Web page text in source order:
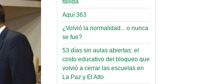
Carrera de Geografía realiza
Segundo Congreso Nacional
Viernes, 14 Octubre 2022
Leer Más...
Docentes y estudiantes de
Trabajo Social de la UMSA
elegirán directora
Viernes, 14 Octubre 2022
participación;
más de 24 horas
después rectifica
parcialmente
El Infamatorio
Miércoles, 09 Diciembre 2020
Read more...
Aquí 363
¿Volvió la normalidad... o nunca
se fue?
53 días sin aulas abiertas: el
costo educativo del bloqueo que
volvió a cerrar las escuelas en
La Paz y El Alto